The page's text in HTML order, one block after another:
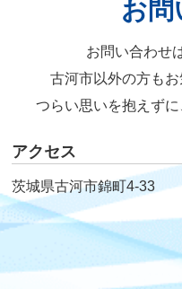
お問
お問い合わせ
古河市以外の方もお
つらい思いを抱えずに
アクセス
茨城県古河市錦町4-33